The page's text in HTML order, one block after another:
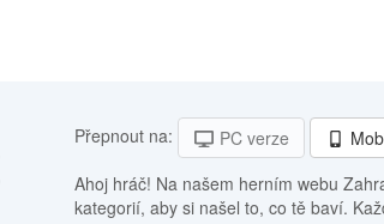
Přepnout na: PC verze
Ahoj hráč! Na našem herním webu
kategorií, aby si našel to, co tě baví.